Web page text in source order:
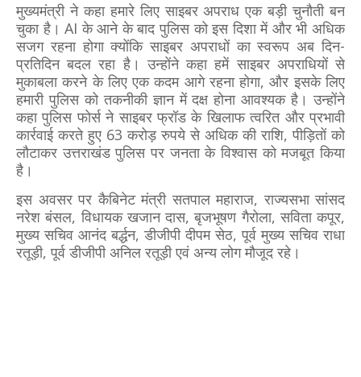
मुख्यमंत्री ने कहा हमारे लिए साइबर अपराध एक बड़ी चुनौती बन
चुका है। AI के आने के बाद पुलिस को इस दिशा में और भी अधिक
सजग रहना होगा क्योंकि साइबर अपराधों का स्वरूप अब दिन-
प्रतिदिन बदल रहा है। उन्होंने कहा हमें साइबर अपराधियों से
मुकाबला करने के लिए एक कदम आगे रहना होगा, और इसके लिए
हमारी पुलिस को तकनीकी ज्ञान में दक्ष होना आवश्यक है। उन्होंने
कहा पुलिस फोर्स ने साइबर फ्रॉड के खिलाफ त्वरित और प्रभावी
कार्रवाई करते हुए 63 करोड़ रुपये से अधिक की राशि, पीड़ितों को
लौटाकर उत्तराखंड पुलिस पर जनता के विश्वास को मजबूत किया
है।
इस अवसर पर कैबिनेट मंत्री सतपाल महाराज, राज्यसभा सांसद
नरेश बंसल, विधायक खजान दास, बृजभूषण गैरोला, सविता कपूर,
मुख्य सचिव आनंद बर्द्धन, डीजीपी दीपम सेठ, पूर्व मुख्य सचिव राधा
रतूड़ी, पूर्व डीजीपी अनिल रतूड़ी एवं अन्य लोग मौजूद रहे।